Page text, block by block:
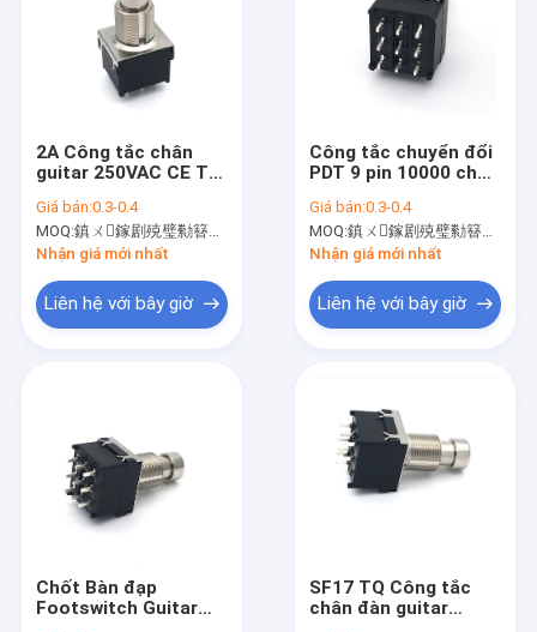
Về chúng tôi
Tham quan nhà máy
Tin tức
Tất cả các trường hợp
Chiết áp quay
Công tắc quay liên tục
Công tắc chân guitar
2A Công tắc chân
guitar 250VAC CE TQ
Footswitch
Giá bán:0.3-0.4
MOQ:鎮ㄨ鎵剧殑璧勬簮宸茶鍒犻櫎銆佸凡鏇村悕鎴栨殏鏃朵笉鍙敤銆
Nhận giá mới nhất
Liên hệ với bây giờ
Công tắc chuyển đổi
PDT 9 pin 10000 chu
Stomp SF17
Giá bán:0.3-0.4
MOQ:鎮ㄨ鎵剧殑璧勬簮宸茶鍒犻櫎銆佸凡鏇村悕鎴栨殏鏃朵笉鍙敤銆
Nhận giá mới nhất
Liên hệ với bây giờ
Chốt Bàn đạp
Footswitch Guitar
SF17 TQ Công tắc
chân đàn guitar